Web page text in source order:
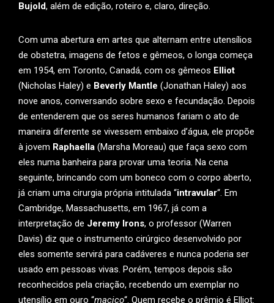
Bujold, além de edição, roteiro e, claro, direção.
Com uma abertura em artes que alternam entre utensílios
de obstetra, imagens de fetos e gêmeos, o longa começa
em 1954, em Toronto, Canadá, com os gêmeos Elliot
(Nicholas Haley) e Beverly Mantle (Jonathan Haley) aos
nove anos, conversando sobre sexo e fecundação. Depois
de entenderem que os seres humanos fariam o ato de
maneira diferente se vivessem embaixo d’água, ele propõe
à jovem Raphaella (Marsha Moreau) que faça sexo com
eles numa banheira para provar uma teoria. Na cena
seguinte, brincando com um boneco com o corpo aberto,
já criam uma cirurgia própria intitulada “intravular“. Em
Cambridge, Massachusetts, em 1967, já com a
interpretação de Jeremy Irons, o professor (Warren
Davis) diz que o instrumento cirúrgico desenvolvido por
eles somente servirá para cadáveres e nunca poderia ser
usado em pessoas vivas. Porém, tempos depois são
reconhecidos pela criação, recebendo um exemplar no
utensílio em ouro “maçiço“. Quem recebe o prêmio é Elliot: